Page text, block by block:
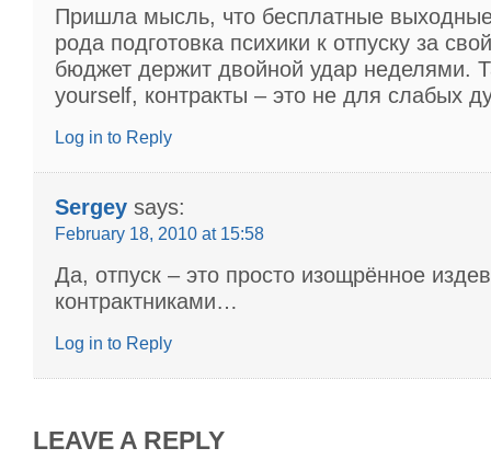
Пришла мысль, что бесплатные выходные
рода подготовка психики к отпуску за
бюджет держит двойной удар неделями.
yourself, контракты – это не для слабых
Log in to Reply
Sergey says:
February 18, 2010 at 15:58
Да, отпуск – это просто изощрённое
контрактниками…
Log in to Reply
LEAVE A REPLY